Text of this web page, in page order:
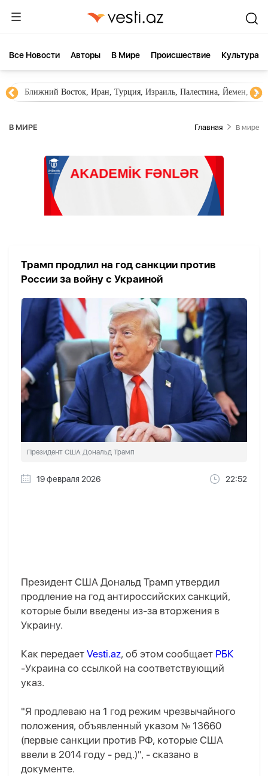
Все Новости Aвторы В Мире Происшествие Культура
Ближний Восток, Иран, Турция, Израиль, Палестина, Йемен,
В МИРЕ Главная В мире
Трамп продлил на год санкции против
России за войну с Украиной
Президент США Дональд Трамп
19 февраля 2026 22:52
Президент США Дональд Трамп утвердил
продление на год антироссийских санкций,
которые были введены из-за вторжения в
Украину.
Как передает Vesti.az, об этом сообщает РБК
-Украина со ссылкой на соответствующий
указ.
"Я продлеваю на 1 год режим чрезвычайного
положения, объявленный указом № 13660
(первые санкции против РФ, которые США
ввели в 2014 году - ред.)", - сказано в
документе.